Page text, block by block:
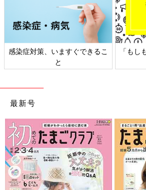
ゃん・
日本外来小児科学会リーフレッ
最新号